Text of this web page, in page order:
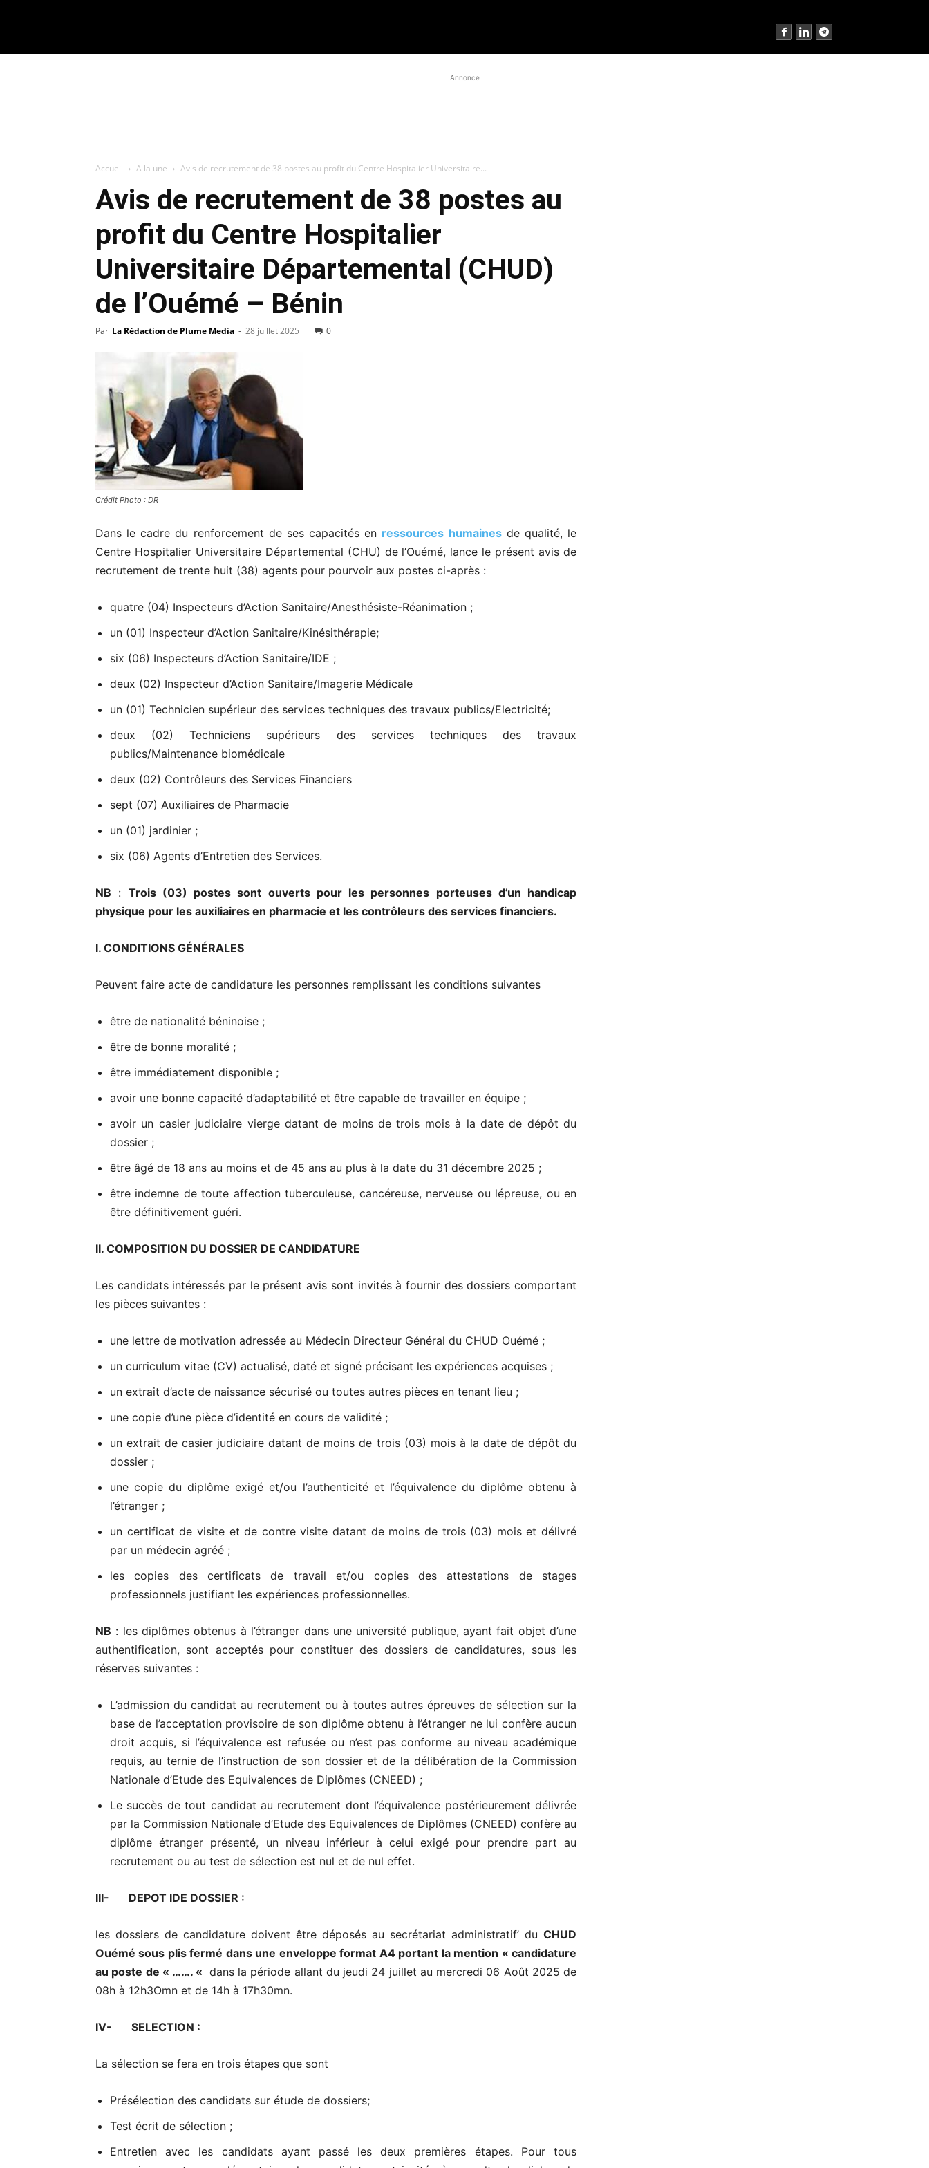
Annonce
Accueil A la une Avis de recrutement de 38 postes au profit du Centre Hospitalier Universitaire...
Avis de recrutement de 38 postes au
profit du Centre Hospitalier
Universitaire Départemental (CHUD)
de l’Ouémé – Bénin
Par La Rédaction de Plume Media - 28 juillet 2025 0
Crédit Photo : DR
Dans le cadre du renforcement de ses capacités en ressources humainesde qualité, le
Centre Hospitalier Universitaire Départemental (CHU) de l’Ouémé, lance le présent avis de
recrutement de trente huit (38) agents pour pourvoir aux postes ci-après :
quatre (04) Inspecteurs d’Action Sanitaire/Anesthésiste-Réanimation ;
un (01) Inspecteur d’Action Sanitaire/Kinésithérapie;
six (06) Inspecteurs d’Action Sanitaire/IDE ;
deux (02) Inspecteur d’Action Sanitaire/Imagerie Médicale
un (01) Technicien supérieur des services techniques des travaux publics/Electricité;
deux (02) Techniciens supérieurs des services techniques des travaux
publics/Maintenance biomédicale
deux (02) Contrôleurs des Services Financiers
sept (07) Auxiliaires de Pharmacie
un (01) jardinier ;
six (06) Agents d’Entretien des Services.
NB : Trois (03) postes sont ouverts pour les personnes porteuses d’un handicap
physique pour les auxiliaires en pharmacie et les contrôleurs des services financiers.
I. CONDITIONS GÉNÉRALES
Peuvent faire acte de candidature les personnes remplissant les conditions suivantes
être de nationalité béninoise ;
être de bonne moralité ;
être immédiatement disponible ;
avoir une bonne capacité d’adaptabilité et être capable de travailler en équipe ;
avoir un casier judiciaire vierge datant de moins de trois mois à la date de dépôt du
dossier ;
être âgé de 18 ans au moins et de 45 ans au plus à la date du 31 décembre 2025 ;
être indemne de toute affection tuberculeuse, cancéreuse, nerveuse ou lépreuse, ou en
être définitivement guéri.
II. COMPOSITION DU DOSSIER DE CANDIDATURE
Les candidats intéressés par le présent avis sont invités à fournir des dossiers comportant
les pièces suivantes :
une lettre de motivation adressée au Médecin Directeur Général du CHUD Ouémé ;
un curriculum vitae (CV) actualisé, daté et signé précisant les expériences acquises ;
un extrait d’acte de naissance sécurisé ou toutes autres pièces en tenant lieu ;
une copie d’une pièce d’identité en cours de validité ;
un extrait de casier judiciaire datant de moins de trois (03) mois à la date de dépôt du
dossier ;
une copie du diplôme exigé et/ou l’authenticité et l’équivalence du diplôme obtenu à
l’étranger ;
un certificat de visite et de contre visite datant de moins de trois (03) mois et délivré
par un médecin agréé ;
les copies des certificats de travail et/ou copies des attestations de stages
professionnels justifiant les expériences professionnelles.
NB : les diplômes obtenus à l’étranger dans une université publique, ayant fait objet d’une
authentification, sont acceptés pour constituer des dossiers de candidatures, sous les
réserves suivantes :
L’admission du candidat au recrutement ou à toutes autres épreuves de sélection sur la
base de l’acceptation provisoire de son diplôme obtenu à l’étranger ne lui confère aucun
droit acquis, si l’équivalence est refusée ou n’est pas conforme au niveau académique
requis, au ternie de l’instruction de son dossier et de la délibération de la Commission
Nationale d’Etude des Equivalences de Diplômes (CNEED) ;
Le succès de tout candidat au recrutement dont l’équivalence postérieurement délivrée
par la Commission Nationale d’Etude des Equivalences de Diplômes (CNEED) confère au
diplôme étranger présenté, un niveau inférieur à celui exigé pour prendre part au
recrutement ou au test de sélection est nul et de nul effet.
III- DEPOT IDE DOSSIER :
les dossiers de candidature doivent être déposés au secrétariat administratif’ du CHUD
Ouémé sous plis fermé dans une enveloppe format A4 portant la mention « candidature
au poste de « ……. « dans la période allant du jeudi 24 juillet au mercredi 06 Août 2025 de
08h à 12h3Omn et de 14h à 17h30mn.
IV- SELECTION :
La sélection se fera en trois étapes que sont
Présélection des candidats sur étude de dossiers;
Test écrit de sélection ;
Entretien avec les candidats ayant passé les deux premières étapes. Pour tous